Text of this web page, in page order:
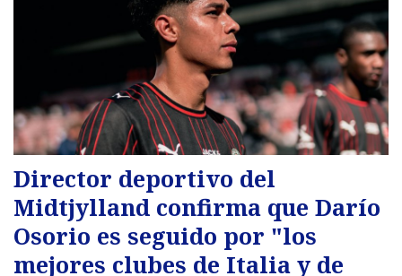
Director deportivo del
Midtjylland confirma que Darío
Osorio es seguido por "los
mejores clubes de Italia y de